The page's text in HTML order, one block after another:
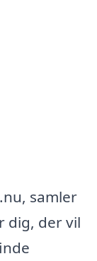
samler
dig, der vil